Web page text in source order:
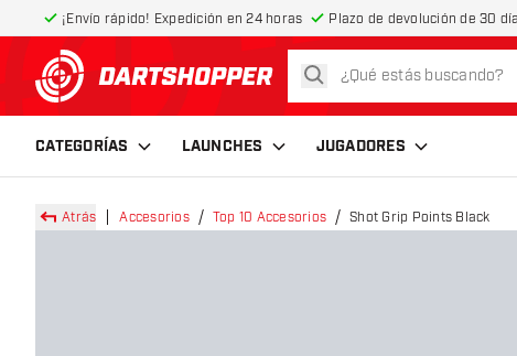
¡Envío rápido! Expedición en 24 horas Plazo de devolución de 30
volver a la página de inicio
buscar
CATEGORÍAS LAUNCHES JUGADORES
Atrás Accesorios Top 10 Accesorios Shot Grip Points Black